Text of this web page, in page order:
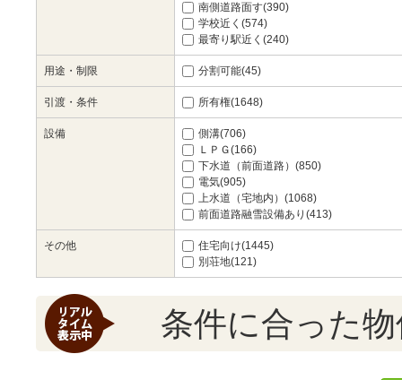
南側道路面す(390)
学校近く(574)
最寄り駅近く(240)
用途・制限 分割可能(45)
引渡・条件 所有権(1648)
設備
側溝(706)
ＬＰＧ(166)
下水道（前面道路）(850)
電気(905)
上水道（宅地内）(1068)
前面道路融雪設備あり(413)
その他
住宅向け(1445)
別荘地(121)
条件に合った